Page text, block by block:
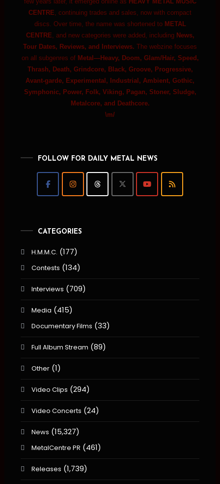
CENTRE , continuing trades and sales, now with compact
discs. Over time, the name was shortened to METAL
CENTRE , and new categories were added, including News,
Tour Dates, Reviews, and Interviews. The webzine focuses
on all subgenres of Metal—Heavy, Doom, Glam/Hair, Speed,
Thrash, Death, Grindcore, Black, Groove, Progressive,
Avant-garde, Experimental, Industrial, Ambient, Gothic,
Symphonic, Power, Folk, Viking, Pagan, Stoner, Sludge,
Metalcore, and Deathcore.
\m/
FOLLOW FOR DAILY METAL NEWS
CATEGORIES
H.M.M.C. (177)
Contests (134)
Interviews (709)
Media (415)
Documentary Films (33)
Full Album Stream (89)
Other(1)
Video Clips (294)
Video Concerts (24)
News (15,327)
MetalCentre PR (461)
Releases (1,739)